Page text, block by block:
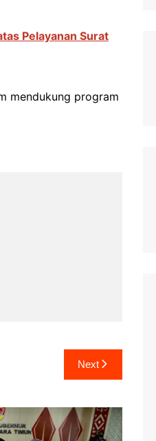
Pelayanan Surat
mendukung program
Next